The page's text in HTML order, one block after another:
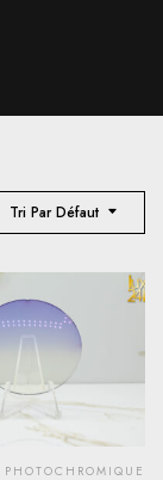
Tri Par Défaut